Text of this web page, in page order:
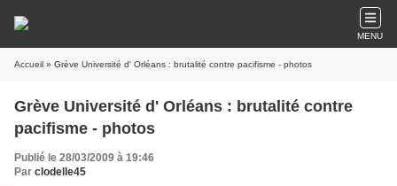
MENU
Accueil » Grève Université d' Orléans : brutalité contre pacifisme - photos
Grève Université d' Orléans : brutalité contre
pacifisme - photos
Publié le 28/03/2009 à 19:46
Par clodelle45